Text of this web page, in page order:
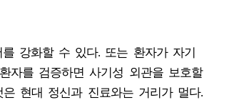
강화할 수 있다. 또는 환자가 자기
자를 검증하면 사기성 외관을 보호할
현대 정신과 진료와는 거리가 멀다.